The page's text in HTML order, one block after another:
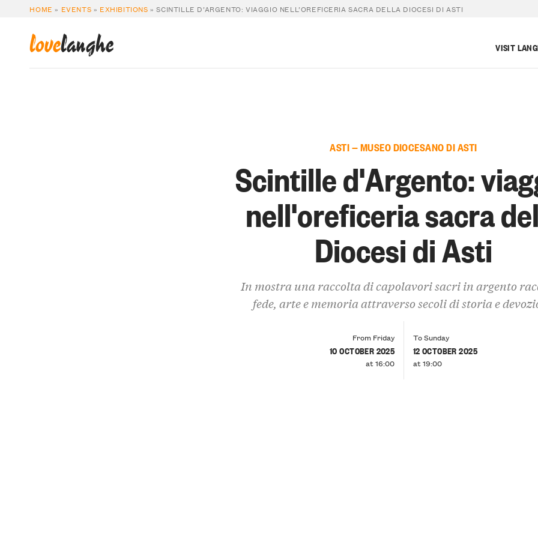
HOME » EVENTS » EXHIBITIONS »SCINTILLE D’ARGENTO: VIAGGIO NELL’OREFICERIA SACRA DELLA DIOCESI DI ASTI
lovelanghe VISIT
ASTI — MUSEO DIOCESANO DI ASTI
Scintille d'Argento:
nell'oreficeria sacra
Diocesi di Asti
In mostra una raccolta di capolavori sacri in argento
fede, arte e memoria attraverso secoli di storia e
From Friday
10 OCTOBER 2025
at 16:00
To Sunday
12 OCTOBER 2025
at 19:00